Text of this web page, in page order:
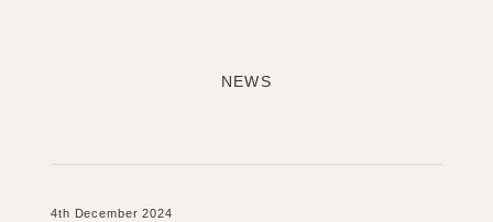
NEWS
4th December 2024